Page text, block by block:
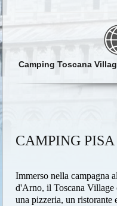
Camping Toscana
CAMPING PISA
Immerso nella campagna
d'Arno, il Toscana Village
una pizzeria, un ristorante